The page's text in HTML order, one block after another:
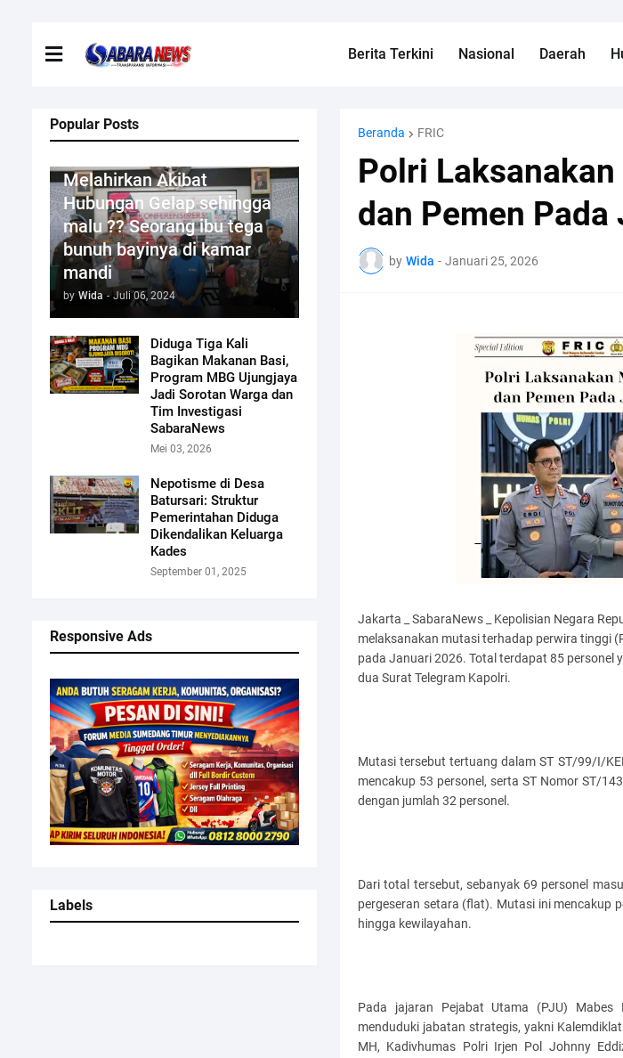
Berita Terkini Nasional Daerah
Popular Posts
Melahirkan Akibat
Hubungan Gelap sehingga
malu ?? Seorang ibu tega
bunuh bayinya di kamar
mandi
by Wida - Juli 06, 2024
Diduga Tiga Kali
Bagikan Makanan Basi,
Program MBG Ujungjaya
Jadi Sorotan Warga dan
Tim Investigasi
SabaraNews
Mei 03, 2026
Nepotisme di Desa
Batursari: Struktur
Pemerintahan Diduga
Dikendalikan Keluarga
Kades
September 01, 2025
Responsive Ads
Labels
Beranda FRIC
Polri
dan Pemen
by Wida - Januari 25, 2026
Jakarta _ SabaraNews _ Kepolisian Negara
melaksanakan mutasi terhadap perwira tinggi
pada Januari 2026. Total terdapat 85 personel
dua Surat Telegram Kapolri.
Mutasi tersebut tertuang dalam ST ST/99/I/
mencakup 53 personel, serta ST Nomor ST/
dengan jumlah 32 personel.
Dari total tersebut, sebanyak 69 personel
pergeseran setara (flat). Mutasi ini mencakup
hingga kewilayahan.
Pada jajaran Pejabat Utama (PJU) Mabes
menduduki jabatan strategis, yakni
MH, Kadivhumas Polri Irjen Pol Johnny